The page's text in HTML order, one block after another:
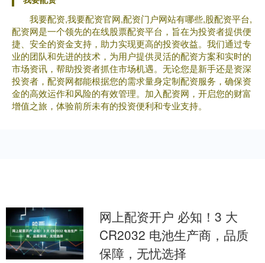
我要配资,我要配资官网,配资门户网站有哪些,股配资平台,
配资网是一个领先的在线股票配资平台，旨在为投资者提供便
捷、安全的资金支持，助力实现更高的投资收益。我们通过专
业的团队和先进的技术，为用户提供灵活的配资方案和实时的
市场资讯，帮助投资者抓住市场机遇。无论您是新手还是资深
投资者，配资网都能根据您的需求量身定制配资服务，确保资
金的高效运作和风险的有效管理。加入配资网，开启您的财富
增值之旅，体验前所未有的投资便利和专业支持。
网上配资开户 必知！3 大
CR2032 电池生产商，品质
保障，无忧选择